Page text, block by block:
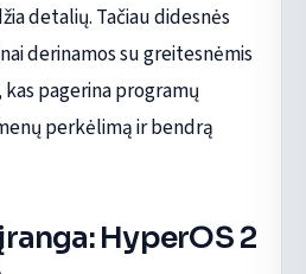
detalių. Tačiau didesnės
derinamos su greitesnėmis
pagerina programų
perkėlimą ir bendrą
HyperOS 2